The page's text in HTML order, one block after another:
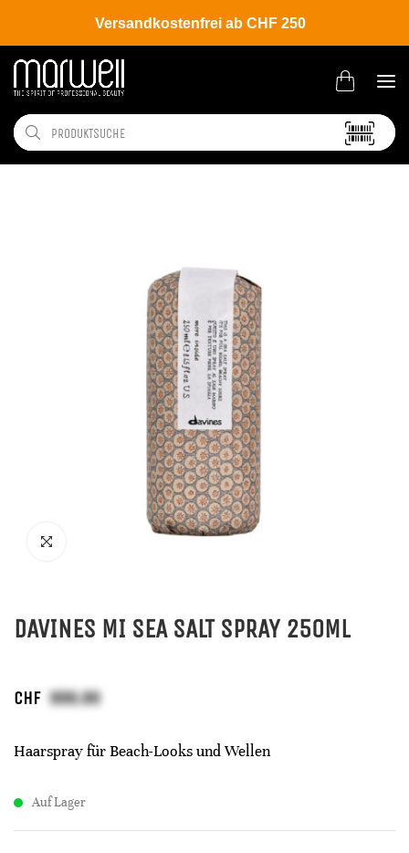
Versandkostenfrei ab CHF 250
Shop Brands Davines More Inside
DAVINES MI SEA SALT SPRAY 250ML
CHF
Haarspray für Beach-Looks und Wellen
Auf Lager